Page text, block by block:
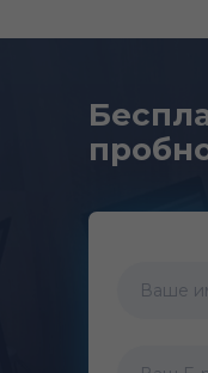
Ваше